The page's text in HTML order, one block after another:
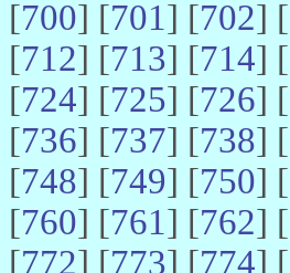
[700] [701] [702] [
[712] [713] [714] [
[724] [725] [726] [
[736] [737] [738] [
[748] [749] [750] [
[760] [761] [762] [
[772] [773] [774] [